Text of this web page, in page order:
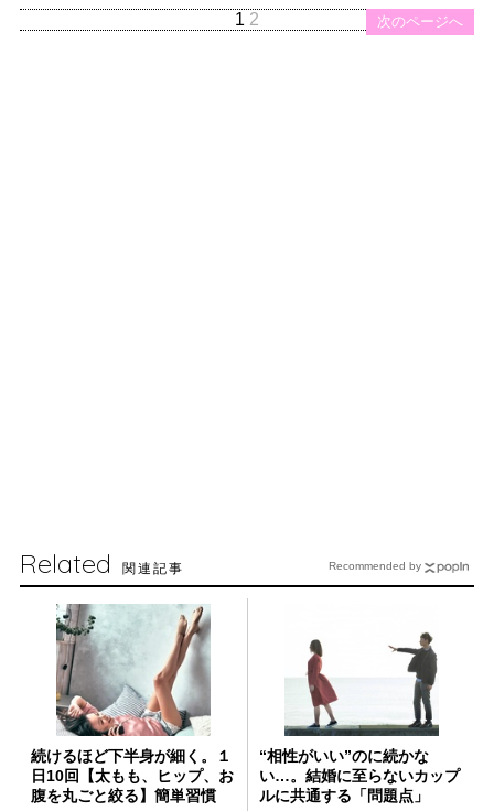
次のページへ
1 2
Related 関連記事
続けるほど下半身が細く。１
日10回【太もも、ヒップ、お
腹を丸ごと絞る】簡単習慣
“相性がいい”のに続かな
い…。結婚に至らないカップ
ルに共通する「問題点」
Recommended by